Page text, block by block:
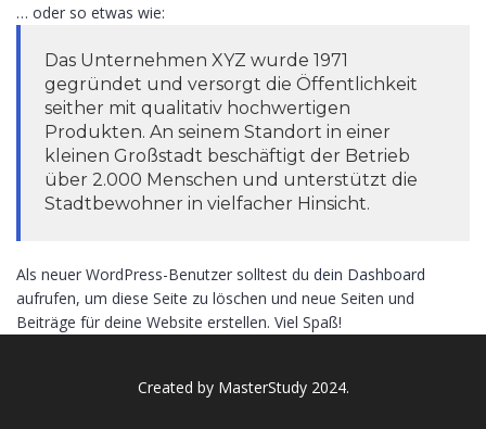
… oder so etwas wie:
Das Unternehmen XYZ wurde 1971
gegründet und versorgt die Öffentlichkeit
seither mit qualitativ hochwertigen
Produkten. An seinem Standort in einer
kleinen Großstadt beschäftigt der Betrieb
über 2.000 Menschen und unterstützt die
Stadtbewohner in vielfacher Hinsicht.
Als neuer WordPress-Benutzer solltest du dein Dashboard
aufrufen, um diese Seite zu löschen und neue Seiten und
Beiträge für deine Website erstellen. Viel Spaß!
Created by MasterStudy2024.